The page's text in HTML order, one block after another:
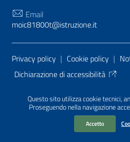
Questo sito utilizza cookie tecnici,
Proseguendo nella navigazione
Accetto
Email
moic81800t@istruzione.it
Sezione Link Utili
Privacy policy | Cookie policy |
Dichiarazione di accessibilità
PA di AgID
| Realizzato con